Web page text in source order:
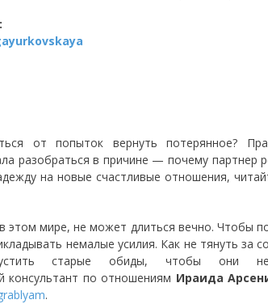
от попыток вернуть потерянное?
разобраться в причине — почему партнер
на новые счастливые отношения,
этом мире, не может длиться вечно. Чтобы
немалые усилия. Как не тянуть за
старые обиды, чтобы они
консультант по отношениям Ираида
.